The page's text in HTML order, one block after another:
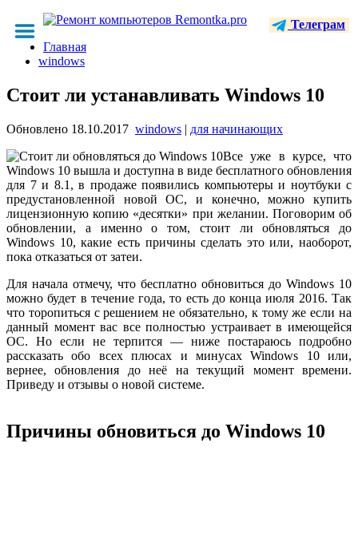
Телеграм
Главная
windows
Стоит ли устанавливать Windows 10
Обновлено 18.10.2017 windows | для начинающих
Все уже в курсе, что
Windows 10 вышла и доступна в виде бесплатного обновления
для 7 и 8.1, в продаже появились компьютеры и ноутбуки с
предустановленной новой ОС, и конечно, можно купить
лицензионную копию «десятки» при желании. Поговорим об
обновлении, а именно о том, стоит ли обновляться до
Windows 10, какие есть причины сделать это или, наоборот,
пока отказаться от затеи.
Для начала отмечу, что бесплатно обновиться до Windows 10
можно будет в течение года, то есть до конца июля 2016. Так
что торопиться с решением не обязательно, к тому же если на
данный момент вас все полностью устраивает в имеющейся
ОС. Но если не терпится — ниже постараюсь подробно
рассказать обо всех плюсах и минусах Windows 10 или,
вернее, обновления до неё на текущий момент времени.
Приведу и отзывы о новой системе.
Причины обновиться до Windows 10